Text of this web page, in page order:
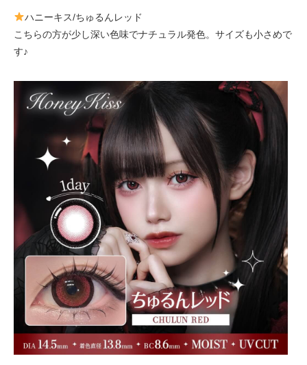
ハニーキス/ちゅるんレッド
こちらの方が少し深い色味でナチュラル発色。サイズも小さめで
す♪